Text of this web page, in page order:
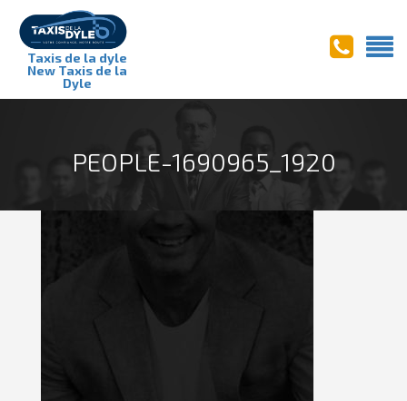
Taxis de la dyle
New Taxis de la
Dyle
PEOPLE-1690965_1920